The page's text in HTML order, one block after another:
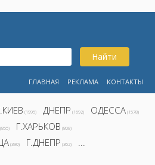
Найти
ГЛАВНАЯ РЕКЛАМА КОНТАКТЫ
(1995) ДНЕПР (1692) ОДЕССА (1578)
(855) Г.ХАРЬКОВ (808)
(390) Г.ДНЕПР (362) ...